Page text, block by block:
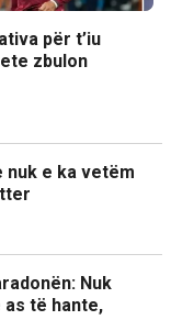
për t’iu
zbulon
e ka vetëm
Nuk
as të hante,